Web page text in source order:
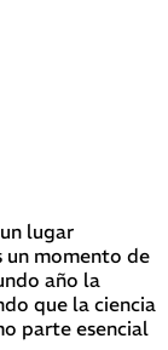
lugar
un momento de
año la
que la ciencia
parte esencial